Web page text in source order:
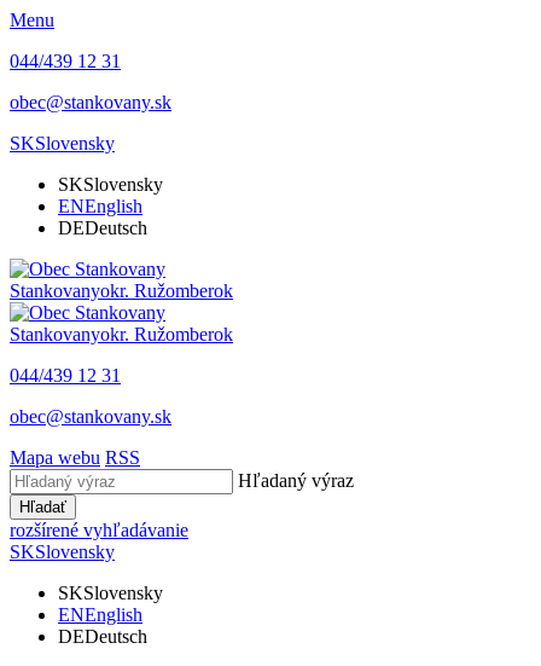
Menu
044/439 12 31
obec@stankovany.sk
SKSlovensky
SKSlovensky
ENEnglish
DEDeutsch
Stankovanyokr. Ružomberok
Stankovanyokr. Ružomberok
044/439 12 31
obec@stankovany.sk
Mapa webu RSS
Hľadaný výraz
Hľadať
rozšírené vyhľadávanie
SKSlovensky
SKSlovensky
ENEnglish
DEDeutsch